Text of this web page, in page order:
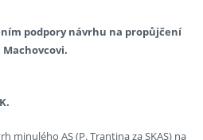
podpory návrhu na propůjčení
minulého AS (P. Trantina za SKAS) na